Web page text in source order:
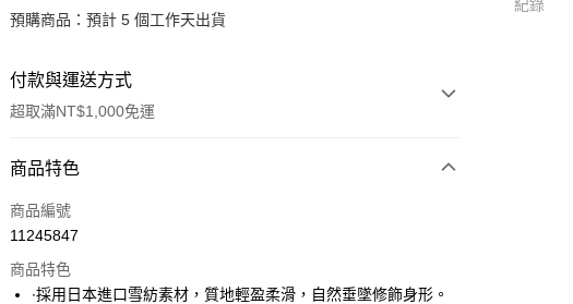
預購商品：預計 5 個工作天出貨
付款與運送方式
超取滿NT$1,000免運
付款方式
信用卡一次付款
LINE Pay
商品特色
商品編號
11245847
商品特色
∙採用日本進口雪紡素材，質地輕盈柔滑，自然垂墜修飾身形。
紀錄